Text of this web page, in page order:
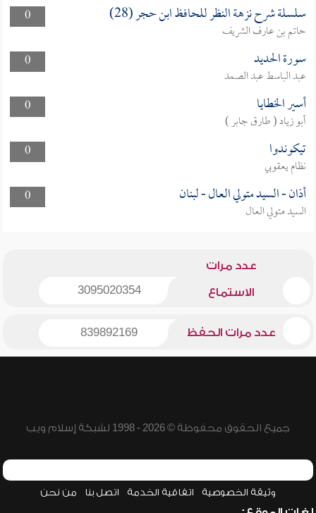
0
سلسلة شرح نزهة النظر للحافظ ابن حجر (28)
حاتم بن عارف الشريف
0
سورة الحديد
عبد الباسط عبد الصمد
0
أسير الخطايا
أبو زياد ( طارق جابر )
0
تيكوندوا
نظام يعقوبي
0
أذان - السيد متولي العال - لبنان
السيد متولي العال
عدد مرات
الاستماع 3095020354
عدد مرات الحفظ 839892169
جميع الحقوق محفوظة © 2026 - 1998 لشبكة إسلام ويب
وثيقة الخصوصية اتفاقية الخدمة اتصل بنا من نحن